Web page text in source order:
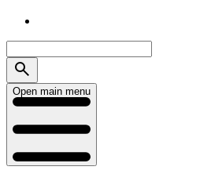
Open main menu